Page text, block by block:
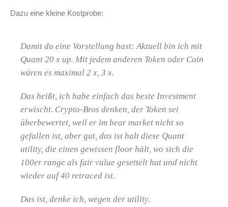
Dazu eine kleine Kostprobe:
Damit du eine Vorstellung hast: Aktuell bin ich mit
Quant 20 x up. Mit jedem anderen Token oder Coin
wären es maximal 2 x, 3 x.
Das heißt, ich habe einfach das beste Investment
erwischt. Crypto-Bros denken, der Token sei
überbewertet, weil er im bear market nicht so
gefallen ist, aber gut, das ist halt diese Quant
utility, die einen gewissen floor hält, wo sich die
100er range als fair value gesettelt hat und nicht
wieder auf 40 retraced ist.
Das ist, denke ich, wegen der utility.